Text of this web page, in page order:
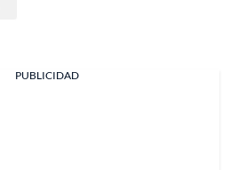
PUBLICIDAD